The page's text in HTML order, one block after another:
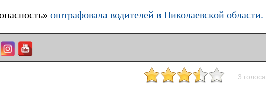
оштрафовала водителей в Николаевской области.
3 голоса